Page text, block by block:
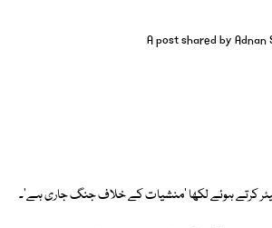
A post shared by Adnan
کرتے ہوئے لکھا 'منشیات کے خلاف جنگ جاری ہے'۔